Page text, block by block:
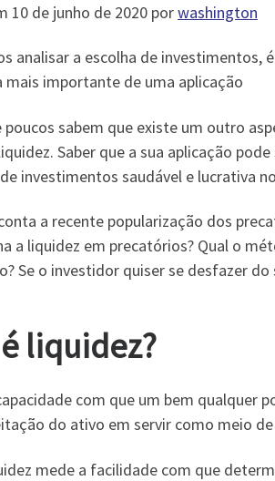
10 de junho de 2020 porwashington
analisar a escolha de
mais importante de uma aplicação
poucos sabem que existe um outro
Saber que a sua aplicação
investimentos saudável e lucrativa
a recente popularização dos
a liquidez em precatórios? Qual o
Se o investidor quiser se desfazer
liquidez?
com que um bem qualquer
do ativo em servir como meio
mede a facilidade com que